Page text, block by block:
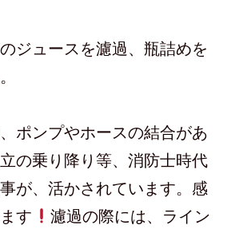
ジュースを濾過、瓶詰めを
ポンプやホースの結合があ
の乗り降り等、消防士時代
が、活かされています。感
す
濾過の際には、ライン